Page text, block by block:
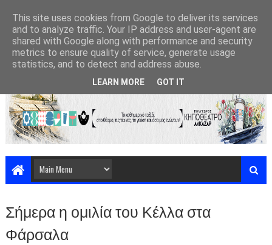
Σήμερα η ομιλία του Κέλλα στα
Φάρσαλα
This site uses cookies from Google to deliver its services
and to analyze traffic. Your IP address and user-agent are
shared with Google along with performance and security
metrics to ensure quality of service, generate usage
statistics, and to detect and address abuse.
LEARN MORE GOT IT